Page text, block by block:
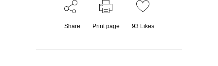
Share Print page 93Likes